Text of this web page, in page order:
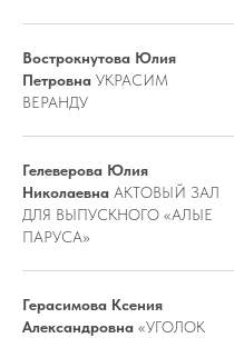
Вострокнутова Юлия
Петровна УКРАСИМ
ВЕРАНДУ
Гелеверова Юлия
Николаевна АКТОВЫЙ ЗАЛ
ДЛЯ ВЫПУСКНОГО «АЛЫЕ
ПАРУСА»
Герасимова Ксения
Александровна «УГОЛОК